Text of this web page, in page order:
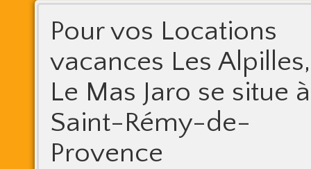
Pour vos Locations
vacances Les Alpilles,
Le Mas Jaro se situe à
Saint-Rémy-de-
Provence